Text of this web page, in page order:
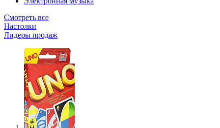
Смотреть все
Настолки
Лидеры продаж